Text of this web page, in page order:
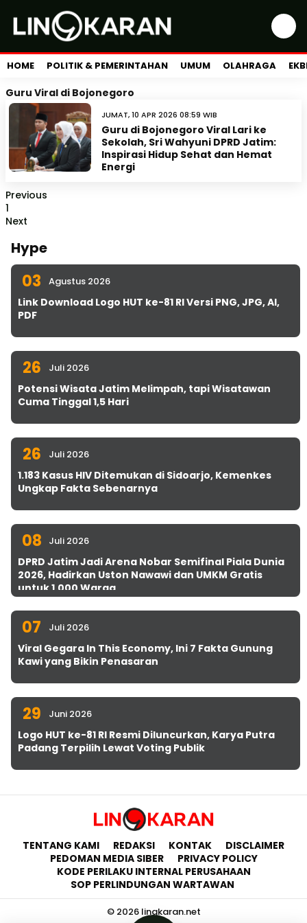
HOME POLITIK & PEMERINTAHAN UMUM OLAHRAGA
Guru Viral di Bojonegoro
JUMAT, 10 APR 2026 08:59 WIB
Guru di Bojonegoro Viral Lari ke
Sekolah, Sri Wahyuni DPRD Jatim:
Inspirasi Hidup Sehat dan Hemat
Energi
Previous
1
Next
Hype
03 Agustus 2026
Link Download Logo HUT ke-81 RI Versi PNG, JPG, AI,
PDF
26 Juli 2026
Potensi Wisata Jatim Melimpah, tapi Wisatawan
Cuma Tinggal 1,5 Hari
26 Juli 2026
1.183 Kasus HIV Ditemukan di Sidoarjo, Kemenkes
Ungkap Fakta Sebenarnya
08 Juli 2026
DPRD Jatim Jadi Arena Nobar Semifinal Piala Dunia
2026, Hadirkan Uston Nawawi dan UMKM Gratis
untuk 1.000 Warga
07 Juli 2026
Viral Gegara In This Economy, Ini 7 Fakta Gunung
Kawi yang Bikin Penasaran
29 Juni 2026
Logo HUT ke-81 RI Resmi Diluncurkan, Karya Putra
Padang Terpilih Lewat Voting Publik
TENTANG KAMI REDAKSI KONTAK
DISCLAIMER
PEDOMAN MEDIA SIBER
PRIVACY POLICY
KODE PERILAKU INTERNAL PERUSAHAAN
SOP PERLINDUNGAN WARTAWAN
© 2026 lingkaran.net